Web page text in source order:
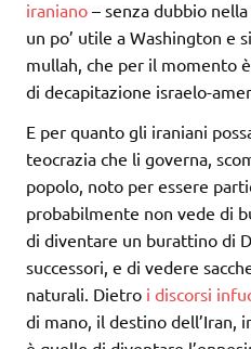
iraniano – senza dubbio
un po’ utile a Washington e
mullah, che per il momento
di decapitazione israelo-
E per quanto gli iraniani
teocrazia che li governa,
popolo, noto per essere
probabilmente non vede di
di diventare un burattino di
successori, e di vedere
naturali. Dietro i discorsi
di mano, il destino dell’Iran,